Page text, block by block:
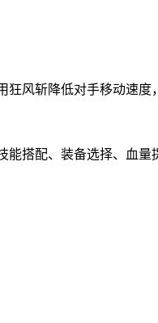
风斩降低对手移动速
搭配、装备选择、血